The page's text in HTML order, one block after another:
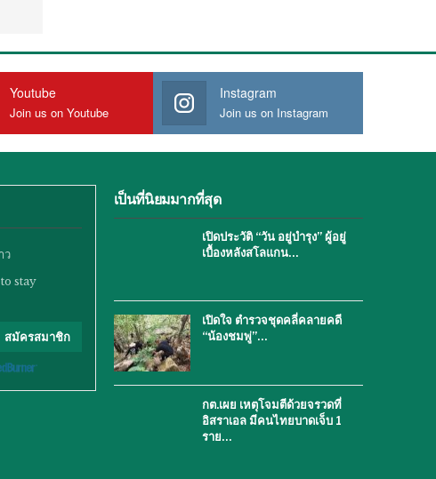
Youtube
Join us on Youtube
Instagram
Join us on Instagram
stay
สมัครสมาชิก
เป็นที่นิยมมากที่สุด
เปิดประวัติ “วัน อยู่บำรุง” ผู้อยู่
เบื้องหลังสโลแกน…
เปิดใจ ตำรวจชุดคลี่คลายคดี
“น้องชมพู่”…
กต.เผย เหตุโจมตีด้วยจรวดที่
อิสราเอล มีคนไทยบาดเจ็บ 1
ราย…